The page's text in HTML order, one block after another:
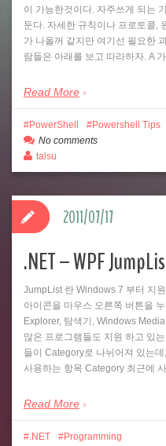
이 가능한것이다. 자주쓰게 되는
둔다. 자세한 규칙이나 프로토콜,
가 나올꺼 같지만 여기선 필요한
람들은 아래를 보고 따라하자. A
Read More
PowerShell Powershell Tips
No comments
talsu
.NET – WPF
JumpList 란 Windows 7 부터 지
아이콘을 마우스 오른쪽 버튼을
Explorer, 탐색기, Windows
많은 프로그램들도 지원 하고 있
들이 Category로 나뉘어져 있는
사용하는 항목 Category 최근에
Read More
2011/07/17
.NET
Programming